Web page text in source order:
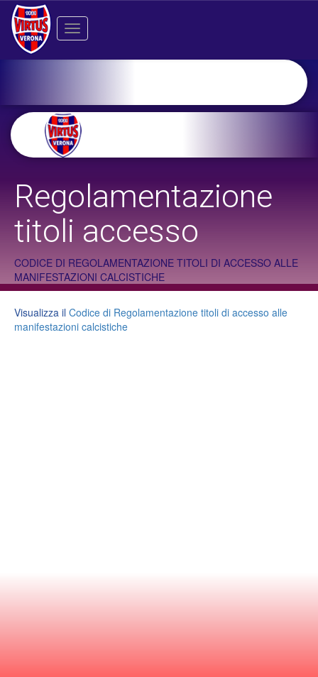
Toggle
navigation
Regolamentazione
titoli accesso
CODICE DI REGOLAMENTAZIONE TITOLI DI ACCESSO ALLE
MANIFESTAZIONI CALCISTICHE
Visualizza il Codice di Regolamentazione titoli di accesso alle
manifestazioni calcistiche